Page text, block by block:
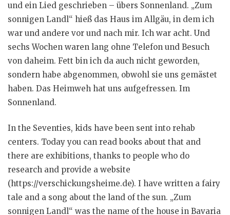
und ein Lied geschrieben – übers Sonnenland. „Zum
sonnigen Landl“ hieß das Haus im Allgäu, in dem ich
war und andere vor und nach mir. Ich war acht. Und
sechs Wochen waren lang ohne Telefon und Besuch
von daheim. Fett bin ich da auch nicht geworden,
sondern habe abgenommen, obwohl sie uns gemästet
haben. Das Heimweh hat uns aufgefressen. Im
Sonnenland.
In the Seventies, kids have been sent into rehab
centers. Today you can read books about that and
there are exhibitions, thanks to people who do
research and provide a website
(https://verschickungsheime.de). I have written a fairy
tale and a song about the land of the sun. „Zum
sonnigen Landl“ was the name of the house in Bavaria